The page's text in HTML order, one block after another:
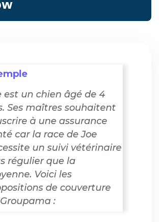
est un chien âgé de 4
Ses maîtres souhaitent
à une assurance
car la race de Joe
un suivi vétérinaire
régulier que la
Voici les
de couverture
: